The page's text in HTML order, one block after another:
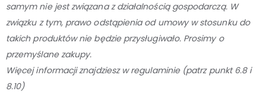
samym nie jest związana z działalnością gospodarczą. W
związku z tym, prawo odstąpienia od umowy w stosunku do
takich produktów nie będzie przysługiwało. Prosimy o
przemyślane zakupy.
Więcej informacji znajdziesz w regulaminie (patrz punkt 6.8 i
8.10)